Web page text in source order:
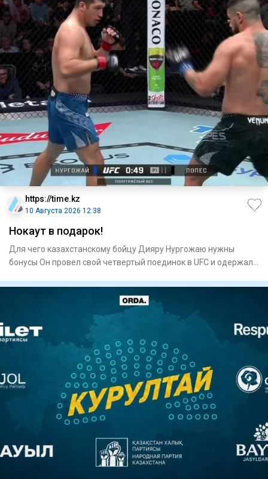
https://time.kz
10 Августа 2026 12:38
Нокаут в подарок!
Для чего казахстанскому бойцу Дияру Нургожаю нужны
бонусы Он провел свой четвертый поединок в UFC и одержал